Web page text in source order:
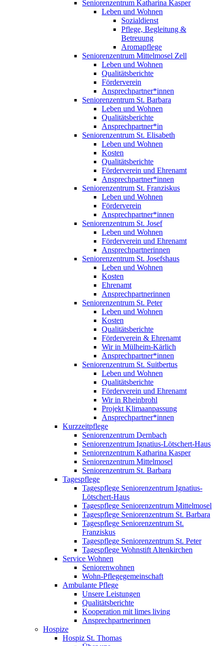
Seniorenzentrum Katharina Kasper
Leben und Wohnen
Sozialdienst
Pflege, Begleitung &
Betreuung
Aromapflege
Seniorenzentrum Mittelmosel Zell
Leben und Wohnen
Qualitätsberichte
Förderverein
Ansprechpartner*innen
Seniorenzentrum St. Barbara
Leben und Wohnen
Qualitätsberichte
Ansprechpartner*in
Seniorenzentrum St. Elisabeth
Leben und Wohnen
Kosten
Qualitätsberichte
Förderverein und Ehrenamt
Ansprechpartner*innen
Seniorenzentrum St. Franziskus
Leben und Wohnen
Förderverein
Ansprechpartner*innen
Seniorenzentrum St. Josef
Leben und Wohnen
Förderverein und Ehrenamt
Ansprechpartnerinnen
Seniorenzentrum St. Josefshaus
Leben und Wohnen
Kosten
Ehrenamt
Ansprechpartnerinnen
Seniorenzentrum St. Peter
Leben und Wohnen
Kosten
Qualitätsberichte
Förderverein & Ehrenamt
Wir in Mülheim-Kärlich
Ansprechpartner*innen
Seniorenzentrum St. Suitbertus
Leben und Wohnen
Qualitätsberichte
Förderverein und Ehrenamt
Wir in Rheinbrohl
Projekt Klimaanpassung
Ansprechpartner*innen
Kurzzeitpflege
Seniorenzentrum Dernbach
Seniorenzentrum Ignatius-Lötschert-Haus
Seniorenzentrum Katharina Kasper
Seniorenzentrum Mittelmosel
Seniorenzentrum St. Barbara
Tagespflege
Tagespflege Seniorenzentrum Ignatius-
Lötschert-Haus
Tagespflege Seniorenzentrum Mittelmosel
Tagespflege Seniorenzentrum St. Barbara
Tagespflege Seniorenzentrum St.
Franziskus
Tagespflege Seniorenzentrum St. Peter
Tagespflege Wohnstift Altenkirchen
Service Wohnen
Seniorenwohnen
Wohn-Pflegegemeinschaft
Ambulante Pflege
Unsere Leistungen
Qualitätsberichte
Kooperation mit limes living
Ansprechpartnerinnen
Hospize
Hospiz St. Thomas